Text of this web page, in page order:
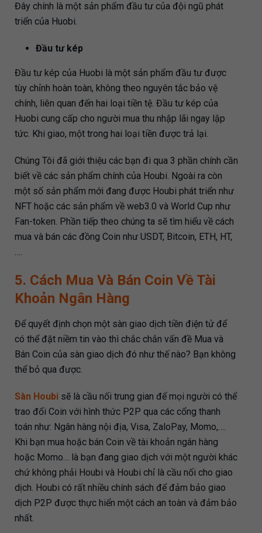
Đây chính là một sản phẩm đầu tư của đội ngũ phát
triển của Huobi.
Đầu tư kép
Đầu tư kép của Huobi là một sản phẩm đầu tư được
tùy chỉnh hoàn toàn, không theo nguyên tắc bảo vệ
chính, liên quan đến hai loại tiền tệ. Đầu tư kép của
Huobi cung cấp cho người mua thu nhập lãi ngay lập
tức. Khi giao, một trong hai loại tiền được trả lại.
Chúng Tôi đã giới thiệu các bạn đi qua 3 phần chính cần
biết về các sản phẩm chính của Houbi. Ngoài ra còn
một số sản phẩm mới đang được Houbi phát triển như
NFT hoặc các sản phẩm về web3.0 và World Cup như
Fan-token. Phần tiếp theo chúng ta sẽ tìm hiểu về cách
mua và bán các đồng Coin như USDT, Bitcoin, ETH, HT,
….
5. Cách Mua Và Bán Coin Về Tài
Khoản Ngân Hàng
Để quyết định chọn một sàn giao dịch tiền điện tử để
có thể đặt niềm tin vào thì chắc chắn vấn đề Mua và
Bán Coin của sàn giao dịch đó như thế nào? Bạn không
thể bỏ qua được.
Sàn Houbi sẽ là cầu nối trung gian để mọi người có thể
trao đổi Coin với hình thức P2P qua các cổng thanh
toán như: Ngân hàng nội địa, Visa, ZaloPay, Momo,….
Khi bạn mua hoặc bán Coin về tài khoản ngân hàng
hoặc Momo… là bạn đang giao dịch với một người khác
chứ không phải Houbi và Houbi chỉ là cầu nối cho giao
dịch. Houbi có rất nhiều chính sách để đảm bảo giao
dịch P2P được thực hiển một cách an toàn và đảm bảo
nhất.